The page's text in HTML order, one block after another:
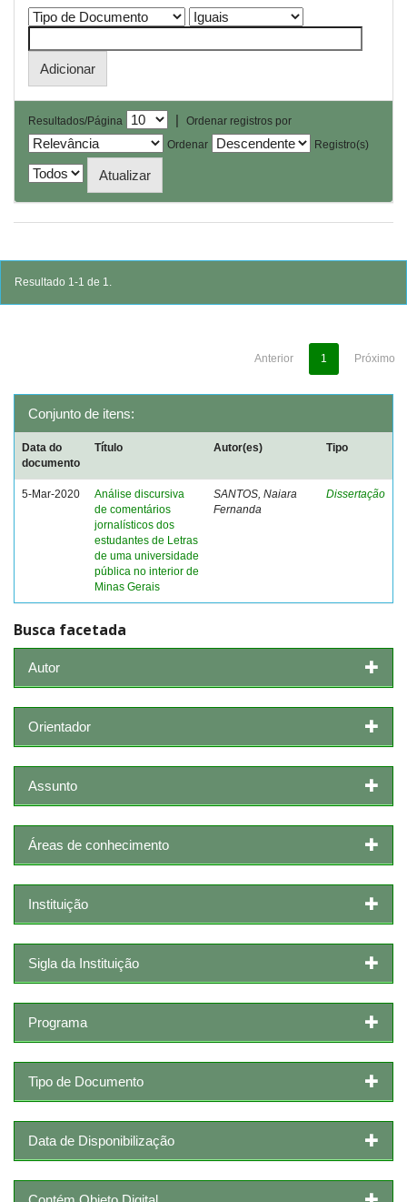
Resultados/Página |
Ordenar registros por
Ordenar
Registro(s)
Resultado 1-1 de 1.
Anterior 1 Próximo
Conjunto de itens:
Data do
documento
Título Autor(es) Tipo
5-Mar-2020
Análise discursiva
de comentários
jornalísticos dos
estudantes de Letras
de uma universidade
pública no interior de
Minas Gerais
SANTOS, Naiara
Fernanda
Dissertação
Busca facetada
Autor
Orientador
Assunto
Áreas de conhecimento
Instituição
Sigla da Instituição
Programa
Tipo de Documento
Data de Disponibilização